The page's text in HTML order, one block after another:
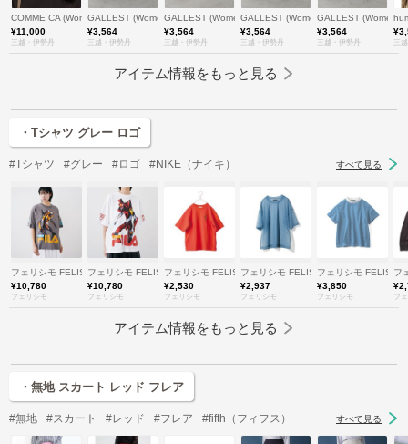
COMME CA (Women)/コムサ
¥11,000
三越・伊勢丹
GALLEST (Women)/ギャレスト
¥3,564
三越・伊勢丹
GALLEST (Women)/ギャレスト
¥3,564
三越・伊勢丹
GALLEST (Women)/ギャレスト
¥3,564
三越・伊勢丹
GALLEST (Women)/
¥3,564
三越・伊勢丹 三
アイテム情報をもっと見る
・Tシャツ グレー ロゴ
#Tシャツ #グレー #ロゴ #NIKE（ナイキ） すべて見る
フェリシモ FELISSIMO
¥10,780
フェリシモ
フェリシモ FELISSIMO
¥10,780
フェリシモ
フェリシモ FELISSIMO
¥2,530
フェリシモ
フェリシモ FELISSIMO
¥2,937
フェリシモ
フェリシモ
¥3,850
フェリシモ
フ
フ
アイテム情報をもっと見る
・無地 スカート レッド フレア
#無地 #スカート #レッド #フレア #fifth（フィフス） すべて見る